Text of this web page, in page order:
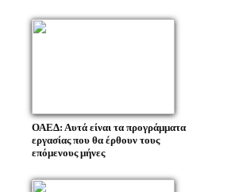
ΟΑΕΔ: Αυτά είναι τα προγράμματα
εργασίας που θα έρθουν τους
επόμενους μήνες